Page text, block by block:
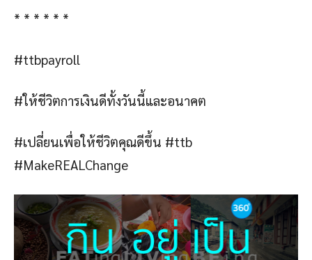
* * * * * *
#ttbpayroll
#ให้ชีวิตการเงินดีทั้งวันนี้และอนาคต
#เปลี่ยนเพื่อให้ชีวิตคุณดีขึ้น #ttb
#MakeREALChange